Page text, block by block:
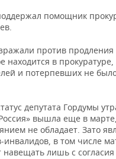
помощник
против продления
находится в
и потерпевших не
депутата Гордумы
вышла еще в
не обладает. Зато
в том числе
лишь с согласия